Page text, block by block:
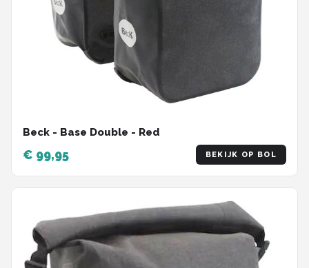
Beck - Base Double - Red
€ 99,95 BEKIJK OP BOL